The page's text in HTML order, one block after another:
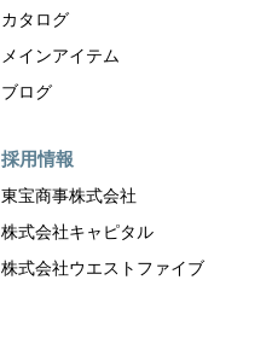
カタログ
メインアイテム
ブログ
採用情報
東宝商事株式会社
株式会社キャピタル
株式会社ウエストファイブ